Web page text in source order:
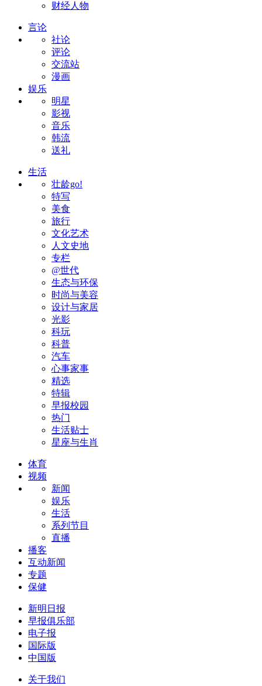
财经人物
言论
社论
评论
交流站
漫画
娱乐
明星
影视
音乐
韩流
送礼
生活
壮龄go!
特写
美食
旅行
文化艺术
人文史地
专栏
@世代
生态与环保
时尚与美容
设计与家居
光影
科玩
科普
汽车
心事家事
精选
特辑
早报校园
热门
生活贴士
星座与生肖
体育
视频
新闻
娱乐
生活
系列节目
直播
播客
互动新闻
专题
保健
新明日报
早报俱乐部
电子报
国际版
中国版
关于我们